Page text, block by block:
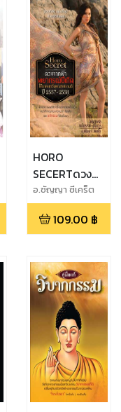
HORO
SECERTดวง
จากฟ้า
พยากรณ์ปีเกิด
โคราคะเทวีมหา
57-58
อ.ชัญญา ซีเคร็ต
109.00 ฿